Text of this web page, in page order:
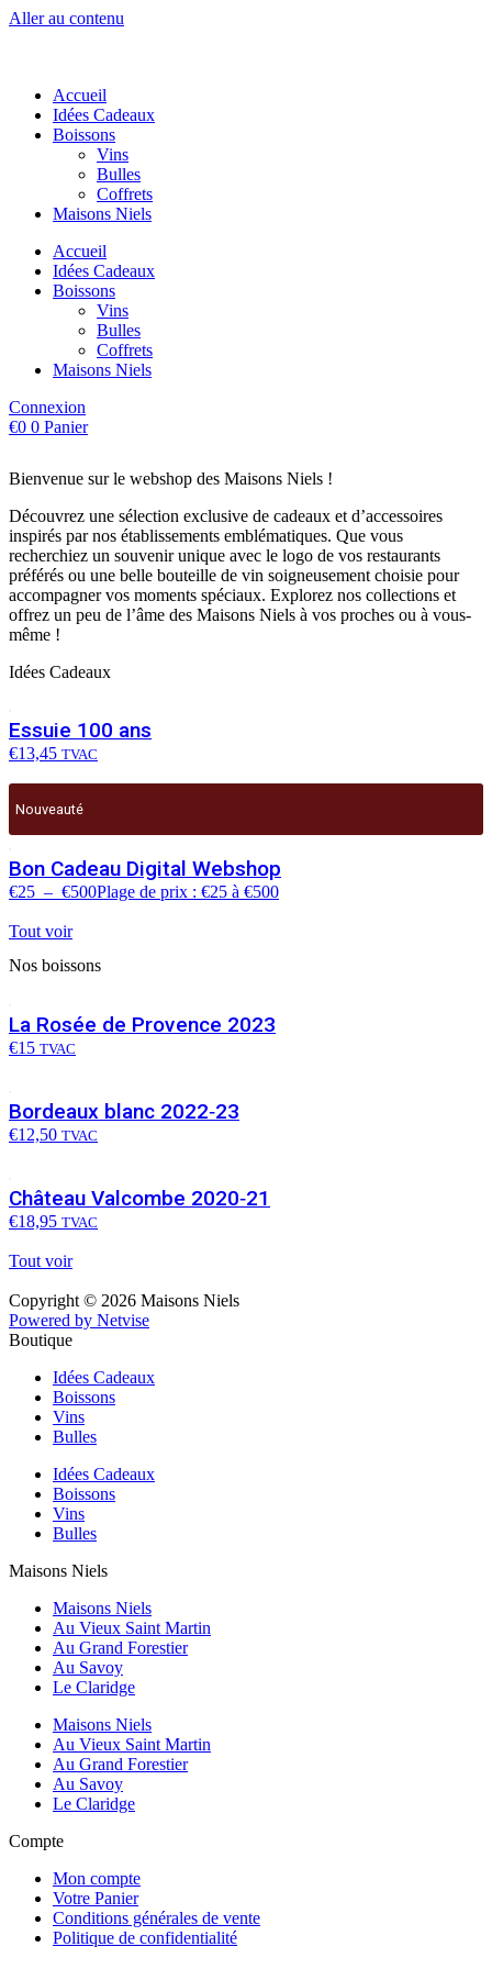
Aller au contenu
Accueil
Idées Cadeaux
Boissons
Vins
Bulles
Coffrets
Maisons Niels
Accueil
Idées Cadeaux
Boissons
Vins
Bulles
Coffrets
Maisons Niels
Connexion
€0 0 Panier
Bienvenue sur le webshop des Maisons Niels !
Découvrez une sélection exclusive de cadeaux et d’accessoires
inspirés par nos établissements emblématiques. Que vous
recherchiez un souvenir unique avec le logo de vos restaurants
préférés ou une belle bouteille de vin soigneusement choisie pour
accompagner vos moments spéciaux. Explorez nos collections et
offrez un peu de l’âme des Maisons Niels à vos proches ou à vous-
même !
Idées Cadeaux
Essuie 100 ans
€13,45 TVAC
Nouveauté
Bon Cadeau Digital Webshop
€25 – €500Plage de prix : €25 à €500
Tout voir
Nos boissons
La Rosée de Provence 2023
€15 TVAC
Bordeaux blanc 2022‑23
€12,50 TVAC
Château Valcombe 2020‑21
€18,95 TVAC
Tout voir
Copyright © 2026 Maisons Niels
Powered by Netvise
Boutique
Idées Cadeaux
Boissons
Vins
Bulles
Idées Cadeaux
Boissons
Vins
Bulles
Maisons Niels
Maisons Niels
Au Vieux Saint Martin
Au Grand Forestier
Au Savoy
Le Claridge
Maisons Niels
Au Vieux Saint Martin
Au Grand Forestier
Au Savoy
Le Claridge
Compte
Mon compte
Votre Panier
Conditions générales de vente
Politique de confidentialité